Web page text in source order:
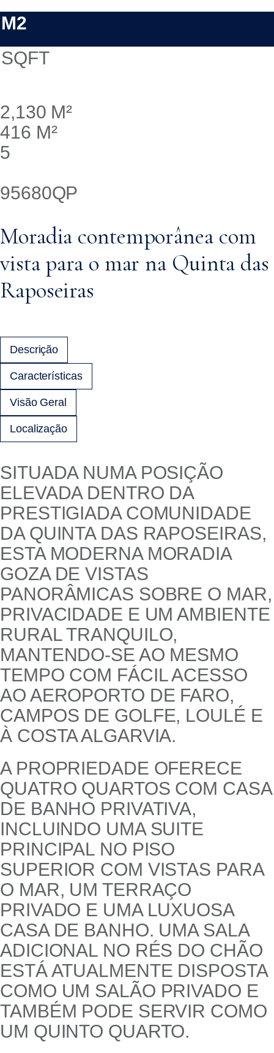
M2
SQFT
2,130 M²
416 M²
5
95680QP
Moradia contemporânea com
vista para o mar na Quinta das
Raposeiras
Descrição
Características
Visão Geral
Localização
SITUADA NUMA POSIÇÃO
ELEVADA DENTRO DA
PRESTIGIADA COMUNIDADE
DA QUINTA DAS RAPOSEIRAS,
ESTA MODERNA MORADIA
GOZA DE VISTAS
PANORÂMICAS SOBRE O MAR,
PRIVACIDADE E UM AMBIENTE
RURAL TRANQUILO,
MANTENDO-SE AO MESMO
TEMPO COM FÁCIL ACESSO
AO AEROPORTO DE FARO,
CAMPOS DE GOLFE, LOULÉ E
À COSTA ALGARVIA.
A PROPRIEDADE OFERECE
QUATRO QUARTOS COM CASA
DE BANHO PRIVATIVA,
INCLUINDO UMA SUITE
PRINCIPAL NO PISO
SUPERIOR COM VISTAS PARA
O MAR, UM TERRAÇO
PRIVADO E UMA LUXUOSA
CASA DE BANHO. UMA SALA
ADICIONAL NO RÉS DO CHÃO
ESTÁ ATUALMENTE DISPOSTA
COMO UM SALÃO PRIVADO E
TAMBÉM PODE SERVIR COMO
UM QUINTO QUARTO.